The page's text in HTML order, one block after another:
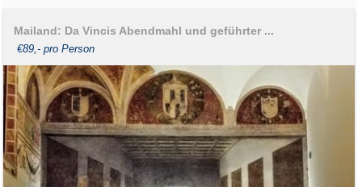
Mailand: Da Vincis Abendmahl und geführter ...
€89,- pro Person